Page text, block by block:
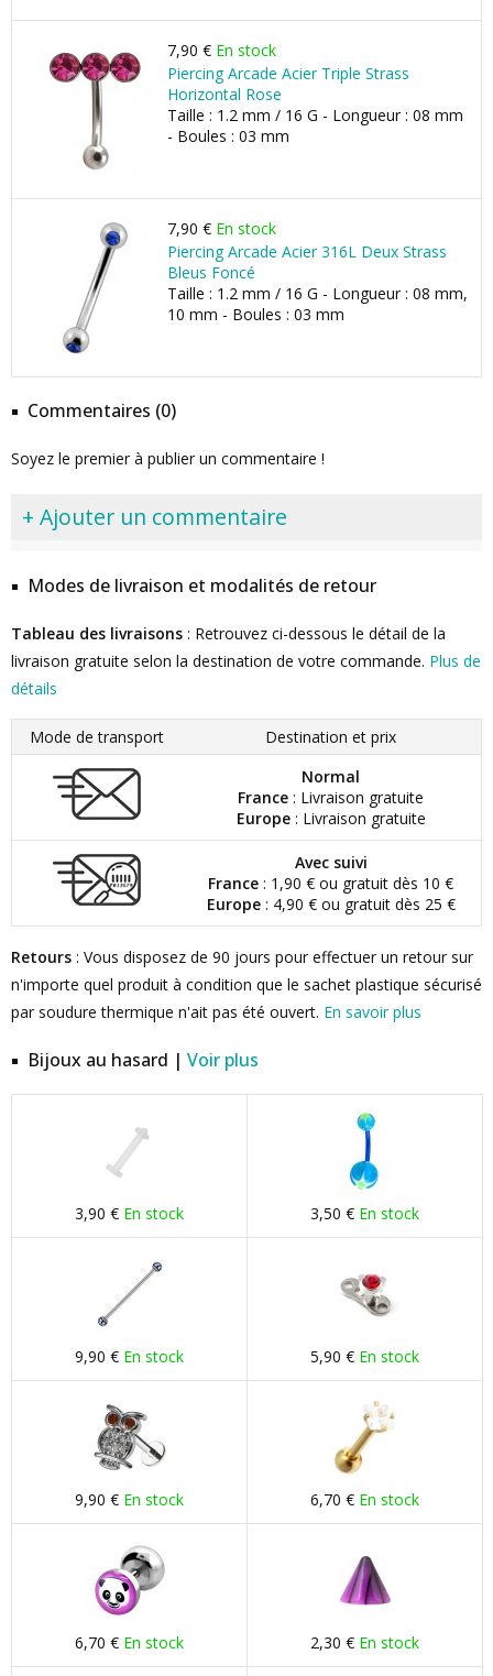
7,90 € En stock
Piercing Arcade Acier Triple Strass
Horizontal Rose
Taille : 1.2 mm / 16 G - Longueur : 08 mm
- Boules : 03 mm
7,90 € En stock
Piercing Arcade Acier 316L Deux Strass
Bleus Foncé
Taille : 1.2 mm / 16 G - Longueur : 08 mm,
10 mm - Boules : 03 mm
Commentaires (0)
Soyez le premier à publier un commentaire !
+ Ajouter un commentaire
Modes de livraison et modalités de retour
Tableau des livraisons : Retrouvez ci-dessous le détail de la
livraison gratuite selon la destination de votre commande. Plus de
détails
Mode de transport
Destination et prix
Normal
France : Livraison gratuite
Europe: Livraison gratuite
Avec suivi
France : 1,90 € ou gratuit dès 10 €
Europe: 4,90 € ou gratuit dès 25 €
Retours : Vous disposez de 90 jours pour effectuer un retour sur
n'importe quel produit à condition que le sachet plastique sécurisé
par soudure thermique n'ait pas été ouvert. En savoir plus
Bijoux au hasard | Voir plus
3,90 € En stock 3,50 € En stock
9,90 € En stock 5,90 € En stock
9,90 € En stock 6,70 € En stock
6,70 € En stock 2,30 € En stock